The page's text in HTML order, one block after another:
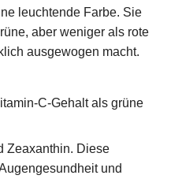
leuchtende Farbe. Sie
aber weniger als rote
ausgewogen macht.
C-Gehalt als grüne
Zeaxanthin. Diese
und